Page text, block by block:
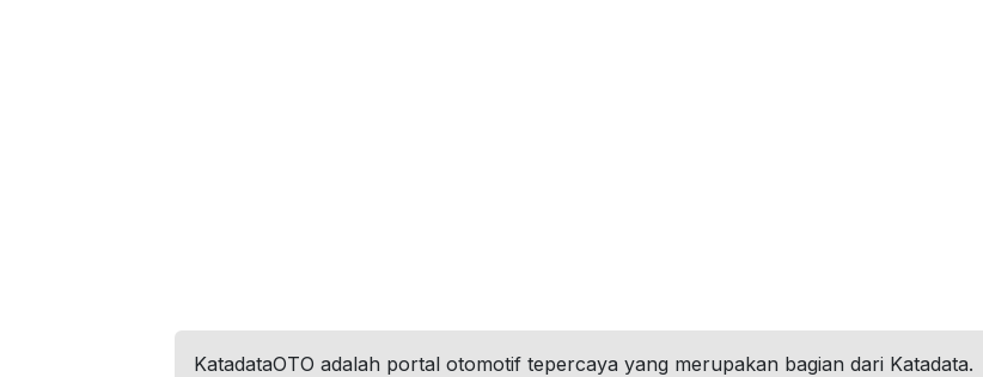
KatadataOTO adalah portal otomotif tepercaya yang merupakan bagian dari Katadata.